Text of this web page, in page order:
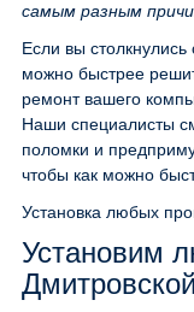
самым разным
Если вы
можно быстрее
ремонт вашего
Наши специалисты
поломки и
чтобы как можно
Установка любых
Установим
Дмитровской